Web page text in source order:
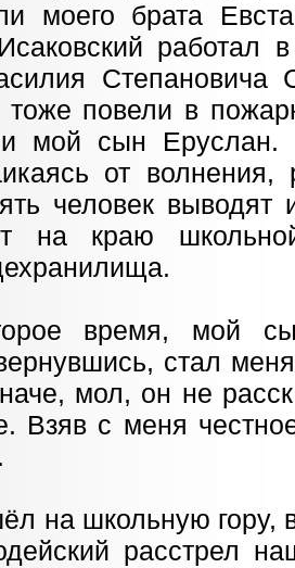
моего брата
работал
Степановича
повели в
мой сын Еруслан.
от волнения,
человек выводят
на краю
время, мой
стал
мол, он не
Взяв с меня
на школьную гору,
расстрел